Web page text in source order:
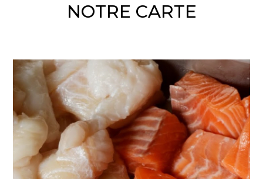
NOTRE CARTE